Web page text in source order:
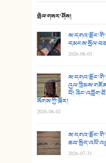
25. མགྲོན་པོ།
26.
27.
28.
30.
31.
སྤེལ་གསར་ཤོས།
2026-08-03
པོ།
སོགས་ཀྱི་སྐོར།
2026-08-02
2026-07-31